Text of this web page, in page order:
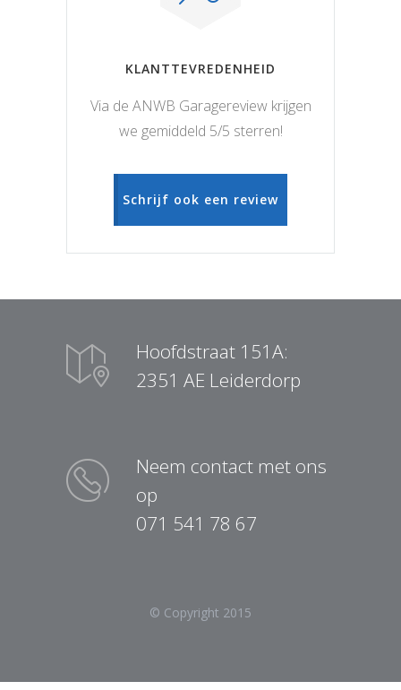
KLANTTEVREDENHEID
Via de ANWB Garagereview krijgen
we gemiddeld 5/5 sterren!
Schrijf ook een review
Hoofdstraat 151A:
2351 AE Leiderdorp
Neem contact met ons
op
071 541 78 67
© Copyright 2015